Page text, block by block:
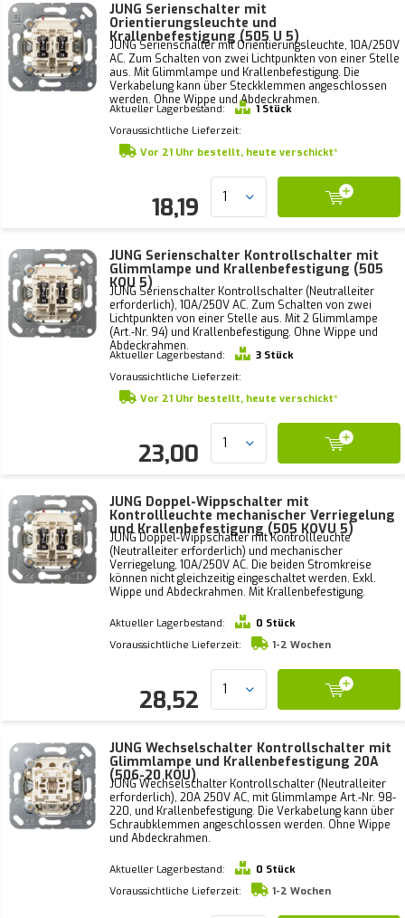
JUNG Serienschalter mit
Orientierungsleuchte und
Krallenbefestigung (505 U 5)
JUNG Serienschalter mit Orientierungsleuchte, 10A/250V
AC. Zum Schalten von zwei Lichtpunkten von einer Stelle
aus. Mit Glimmlampe und Krallenbefestigung. Die
Verkabelung kann über Steckklemmen angeschlossen
werden. Ohne Wippe und Abdeckrahmen.
Aktueller Lagerbestand:
1 Stück
Voraussichtliche Lieferzeit:
Vor 21 Uhr bestellt, heute verschickt*
18,19
JUNG Serienschalter Kontrollschalter mit
Glimmlampe und Krallenbefestigung (505
KOU 5)
JUNG Serienschalter Kontrollschalter (Neutralleiter
erforderlich), 10A/250V AC. Zum Schalten von zwei
Lichtpunkten von einer Stelle aus. Mit 2 Glimmlampe
(Art.-Nr. 94) und Krallenbefestigung. Ohne Wippe und
Abdeckrahmen.
Aktueller Lagerbestand:
3 Stück
Voraussichtliche Lieferzeit:
Vor 21 Uhr bestellt, heute verschickt*
23,00
JUNG Doppel-Wippschalter mit
Kontrollleuchte mechanischer Verriegelung
und Krallenbefestigung (505 KOVU 5)
JUNG Doppel-Wippschalter mit Kontrollleuchte
(Neutralleiter erforderlich) und mechanischer
Verriegelung, 10A/250V AC. Die beiden Stromkreise
können nicht gleichzeitig eingeschaltet werden. Exkl.
Wippe und Abdeckrahmen. Mit Krallenbefestigung.
Aktueller Lagerbestand:
0 Stück
Voraussichtliche Lieferzeit:
1-2 Wochen
28,52
JUNG Wechselschalter Kontrollschalter mit
Glimmlampe und Krallenbefestigung 20A
(506-20 KOU)
JUNG Wechselschalter Kontrollschalter (Neutralleiter
erforderlich), 20A 250V AC, mit Glimmlampe Art.-Nr. 98-
220, und Krallenbefestigung. Die Verkabelung kann über
Schraubklemmen angeschlossen werden. Ohne Wippe
und Abdeckrahmen.
Aktueller Lagerbestand:
0 Stück
Voraussichtliche Lieferzeit:
1-2 Wochen